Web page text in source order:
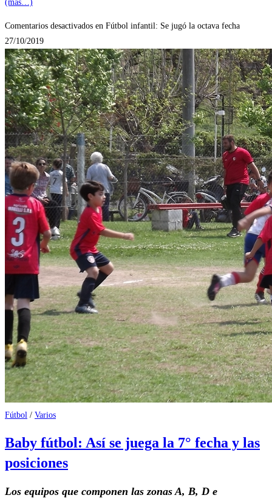
(más…)
Comentarios desactivados en Fútbol infantil: Se jugó la octava fecha
27/10/2019
Fútbol / Varios
Baby fútbol: Así se juega la 7° fecha y las
posiciones
Los equipos que componen las zonas A, B, D e